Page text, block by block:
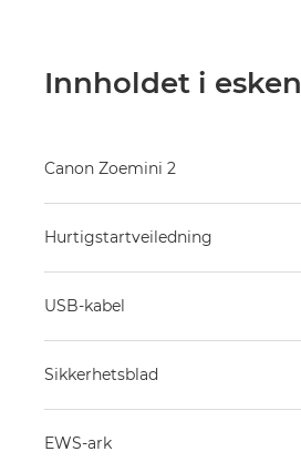
Innholdet i esken
Canon Zoemini 2
Hurtigstartveiledning
USB-kabel
Sikkerhetsblad
EWS-ark